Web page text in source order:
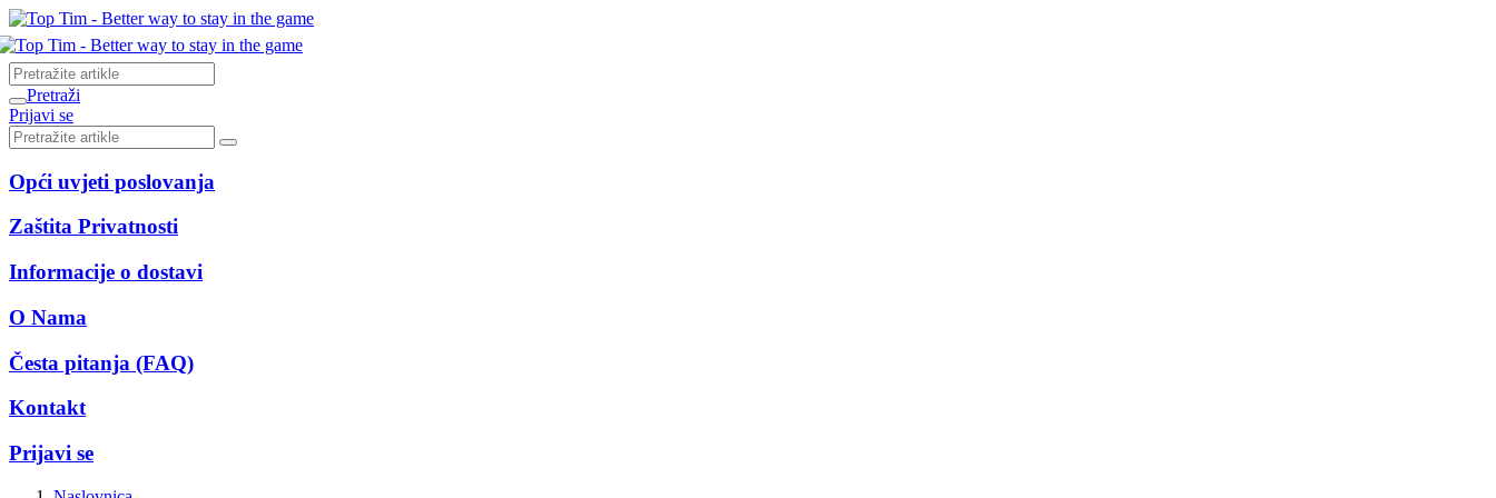
Pretraži
Prijavi se
Opći uvjeti poslovanja
Zaštita Privatnosti
Informacije o dostavi
O Nama
Česta pitanja (FAQ)
Kontakt
Prijavi se